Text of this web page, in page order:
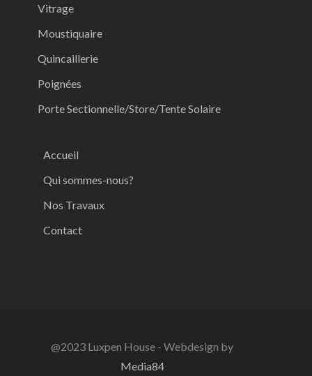
Vitrage
Moustiquaire
Quincaillerie
Poignées
Porte Sectionnelle/Store/Tente Solaire
Accueil
Qui sommes-nous?
Nos Travaux
Contact
@2023 Luxpen House - Webdesign by
Media84